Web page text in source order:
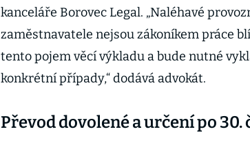
kanceláře Borovec Legal. „Naléhavé
zaměstnavatele nejsou zákoníkem práce
tento pojem věcí výkladu a bude nutné
konkrétní případy,“ dodává advokát.
Převod dovolené a určení po 30.